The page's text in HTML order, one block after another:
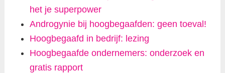
het je superpower
Androgynie bij hoogbegaafden: geen toeval!
Hoogbegaafd in bedrijf: lezing
Hoogbegaafde ondernemers: onderzoek en
gratis rapport